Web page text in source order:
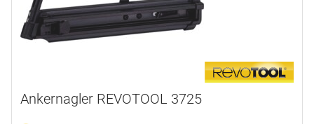
Ankernagler REVOTOOL 3725